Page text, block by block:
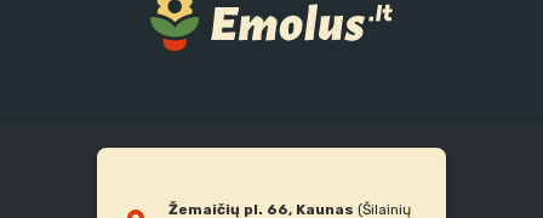
Žemaičių pl. 66, Kaunas (Šilainių